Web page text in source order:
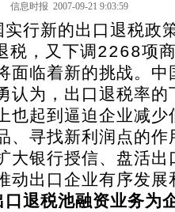
信息时报 2007-09-21 9:03:59
新的出口退税政
税，又下调2268项
面临着新的挑战。
认为，出口退税率的
也起到逼迫企业减少
、寻找新利润点的
大银行授信、盘活
动出口企业有序发
口退税池融资业务为